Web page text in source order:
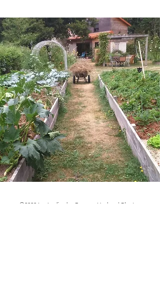
©2020 Le Jardin des Bonnes Herbes | Plantes